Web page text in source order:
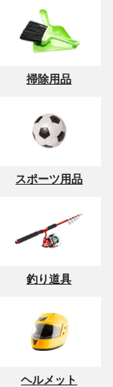
掃除用品
スポーツ用品
釣り道具
ヘルメット